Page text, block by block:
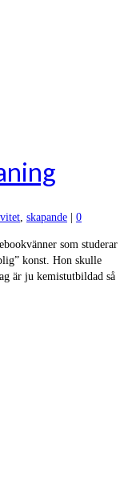
, skapande 0
som studerar
konst. Hon skulle
är ju kemistutbildad så